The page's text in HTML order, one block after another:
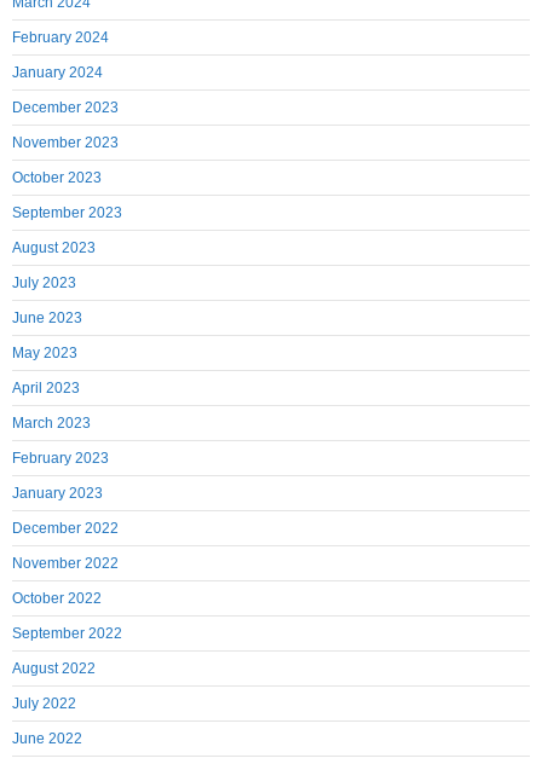
February 2024
January 2024
December 2023
November 2023
October 2023
September 2023
August 2023
July 2023
June 2023
May 2023
April 2023
March 2023
February 2023
January 2023
December 2022
November 2022
October 2022
September 2022
August 2022
July 2022
June 2022